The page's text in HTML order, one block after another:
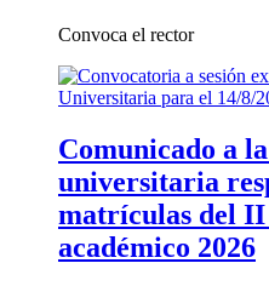
Convoca el rector
Comunicado a
universitaria
matrículas del II
académico 2026